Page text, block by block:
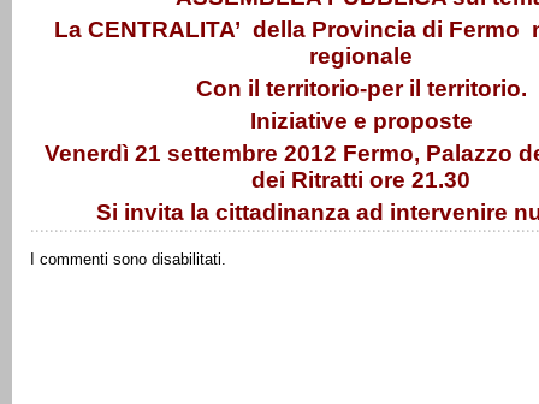
La CENTRALITA’ della Provincia di Fermo
regionale
Con il territorio-per il territorio.
Iniziative e proposte
Venerdì 21 settembre 2012 Fermo, Palazzo
dei Ritratti ore 21.30
Si invita la cittadinanza ad intervenire
I commenti sono disabilitati.